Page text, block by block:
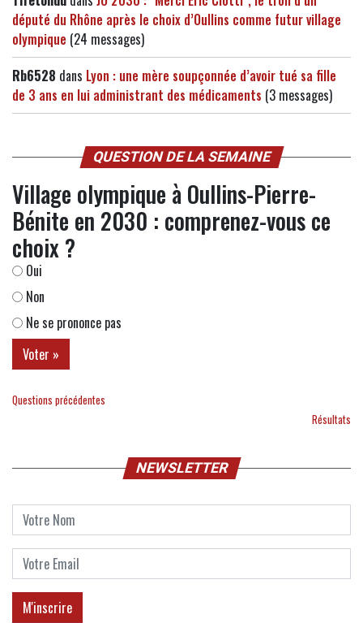
député du Rhône après le choix d’Oullins comme futur village
olympique (24 messages)
Rb6528 dans Lyon : une mère soupçonnée d’avoir tué sa fille
de 3 ans en lui administrant des médicaments (3 messages)
QUESTION DE LA SEMAINE
Village olympique à Oullins-Pierre-
Bénite en 2030 : comprenez-vous ce
choix ?
Oui
Non
Ne se prononce pas
Questions précédentes
Résultats
NEWSLETTER